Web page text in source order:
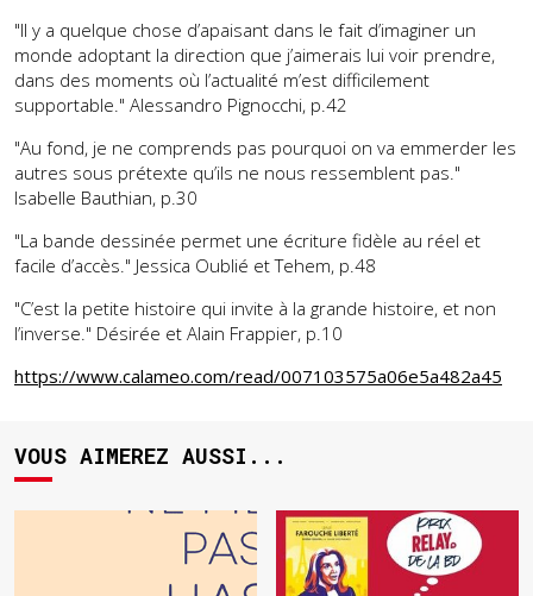
"Il y a quelque chose d’apaisant dans le fait d’imaginer un
monde adoptant la direction que j’aimerais lui voir prendre,
dans des moments où l’actualité m’est difficilement
supportable." Alessandro Pignocchi, p.42
"Au fond, je ne comprends pas pourquoi on va emmerder les
autres sous prétexte qu’ils ne nous ressemblent pas."
Isabelle Bauthian, p.30
"La bande dessinée permet une écriture fidèle au réel et
facile d’accès." Jessica Oublié et Tehem, p.48
"C’est la petite histoire qui invite à la grande histoire, et non
l’inverse." Désirée et Alain Frappier, p.10
https://www.calameo.com/read/007103575a06e5a482a45
VOUS AIMEREZ AUSSI...